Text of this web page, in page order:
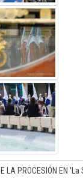
LA PROCESIÓN EN